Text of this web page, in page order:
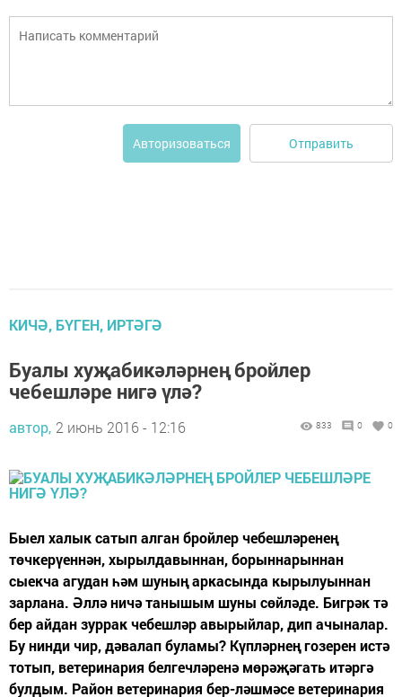
Авторизоваться Отправить
КИЧӘ, БҮГЕН, ИРТӘГӘ
Буалы хуҗабикәләрнең бройлер
чебешләре нигә үлә?
автор, 2 июнь 2016 - 12:16 833 0 0
Быел халык сатып алган бройлер чебешләренең
төчкерүеннән, хырылдавыннан, борыннарыннан
сыекча агудан һәм шуның аркасында кырылуыннан
зарлана. Әллә ничә танышым шуны сөйләде. Бигрәк тә
бер айдан зуррак чебешләр авырыйлар, дип ачыналар.
Бу нинди чир, дәвалап буламы? Күпләрнең гозерен истә
тотып, ветеринария белгечләренә мөрәҗәгать итәргә
булдым. Район ветеринария бер-ләшмәсе ветеринария